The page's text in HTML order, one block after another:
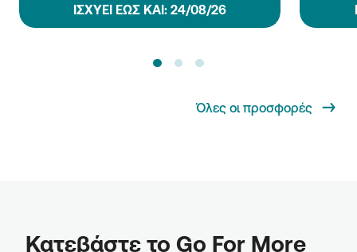
ΙΣΧΥΕΙ ΕΩΣ ΚΑΙ: 24/08/26
Όλες οι προσφορές
Κατεβάστε το Go For More